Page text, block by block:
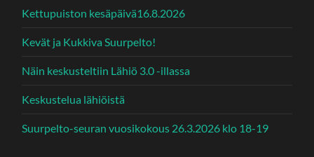
Kettupuiston kesäpäivä16.8.2026
Kevät ja Kukkiva Suurpelto!
Näin keskusteltiin Lähiö 3.0 -illassa
Keskustelua lähiöistä
Suurpelto-seuran vuosikokous 26.3.2026 klo 18-19